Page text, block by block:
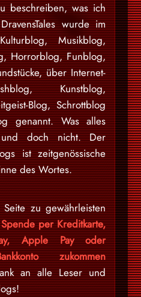
beschreiben, was ich
wurde im
Musikblog,
Horrorblog, Funblog,
über Internet-
Kunstblog,
Blog, Schrottblog
genannt. Was alles
doch nicht. Der
ist zeitgenössische
des Wortes.
zu gewährleisten
Spende per Kreditkarte,
Apple Pay oder
zukommen
an alle Leser und